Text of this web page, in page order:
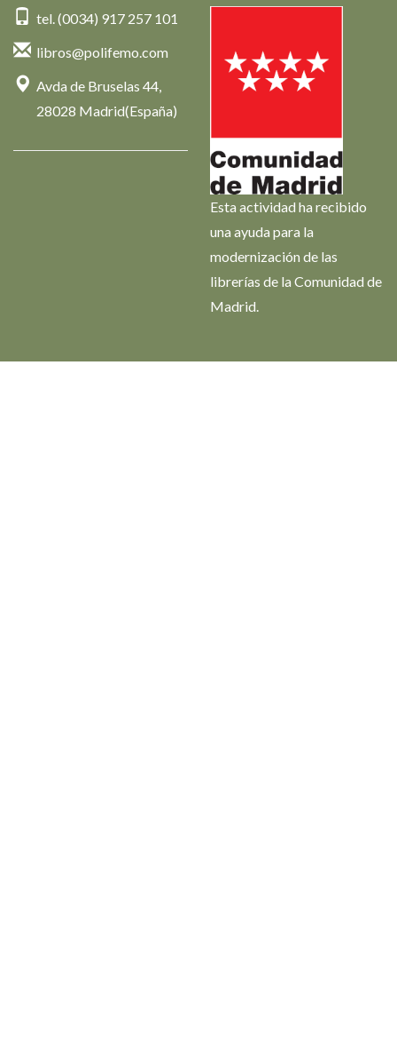
tel. (0034) 917 257 101
libros@polifemo.com
Avda de Bruselas 44,
28028 Madrid(España)
Esta actividad ha recibido
una ayuda para la
modernización de las
librerías de la Comunidad de
Madrid.